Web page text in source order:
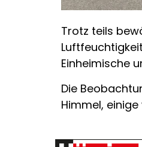
Trotz teils
Einheimische
Die
Himmel,